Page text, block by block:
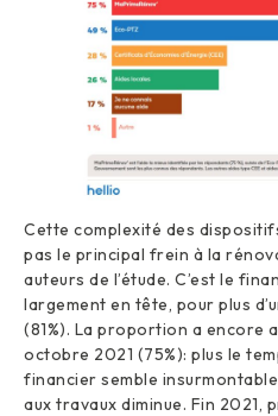
Cette complexité des
pas le principal frein à la
auteurs de l’étude. C’est le
largement en tête, pour plus
(81%). La proportion a encore
octobre 2021 (75%): plus le
financier semble
aux travaux diminue. Fin 2021,